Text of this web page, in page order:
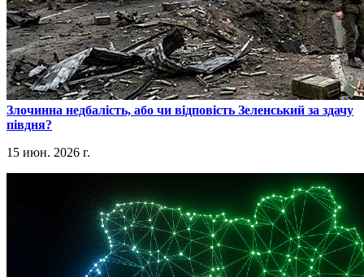
​Злочинна недбалість, або чи відповість Зеленський за здачу
півдня?
15 июн. 2026 г.